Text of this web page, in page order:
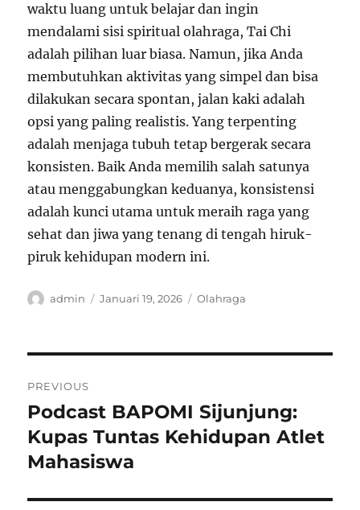
waktu luang untuk belajar dan ingin
mendalami sisi spiritual olahraga, Tai Chi
adalah pilihan luar biasa. Namun, jika Anda
membutuhkan aktivitas yang simpel dan bisa
dilakukan secara spontan, jalan kaki adalah
opsi yang paling realistis. Yang terpenting
adalah menjaga tubuh tetap bergerak secara
konsisten. Baik Anda memilih salah satunya
atau menggabungkan keduanya, konsistensi
adalah kunci utama untuk meraih raga yang
sehat dan jiwa yang tenang di tengah hiruk-
piruk kehidupan modern ini.
Author
admin
Posted
Januari 19, 2026 Categories
Olahraga
pos
PREVIOUS
Previous
post:
Podcast BAPOMI Sijunjung:
Kupas Tuntas Kehidupan Atlet
Mahasiswa